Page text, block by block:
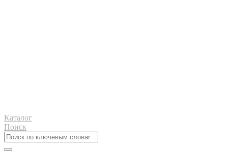
Каталог
Поиск